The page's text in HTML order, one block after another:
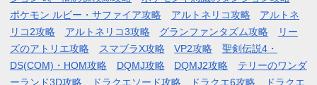
ポケモン ルビー・サファイア攻略
アルトネリコ攻略
アルトネ
リコ2攻略
アルトネリコ3攻略 グランファンタズム攻略
リー
ズのアトリエ攻略
スマブラX攻略 VP2攻略
聖剣伝説4・
DS(COM)・HOM攻略
DQMJ攻略 DQMJ2攻略
テリーのワンダ
ーランド3D攻略
ドラクエソード攻略 ドラクエ6攻略 ドラクエ